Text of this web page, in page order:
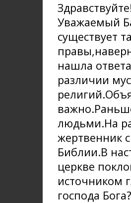
Уважаемый
существует
нашла
различии
людьми.На
жертвенник
Библии.В
церкве
источником
господа Бога?